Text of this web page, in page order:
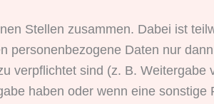
Stellen zusammen. Dabei ist
Daten nur
verpflichtet sind (z. B. Weitergabe
haben oder wenn eine sonstige